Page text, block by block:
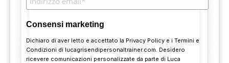
Consensi marketing
Dichiaro di aver letto e accettato la Privacy Policy e iTermini e
Condizioni di lucagrisendipersonaltrainer.com. Desidero
ricevere comunicazioni personalizzate da parte di Luca